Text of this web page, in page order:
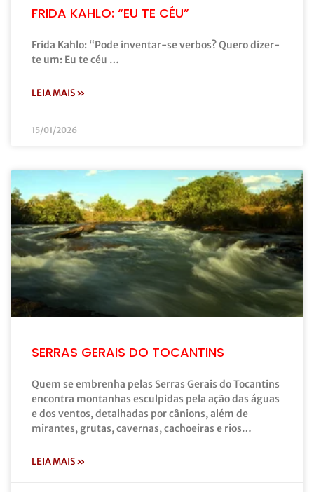
FRIDA KAHLO: “EU TE CÉU”
Frida Kahlo: “Pode inventar-se verbos? Quero dizer-
te um: Eu te céu …
LEIA MAIS »
15/01/2026
SERRAS GERAIS DO TOCANTINS
Quem se embrenha pelas Serras Gerais do Tocantins
encontra montanhas esculpidas pela ação das águas
e dos ventos, detalhadas por cânions, além de
mirantes, grutas, cavernas, cachoeiras e rios…
LEIA MAIS »